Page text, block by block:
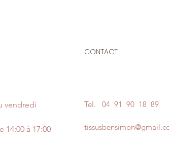
vendredi
14:00 à 17:00
CONTACT
Tel. 04 91 90 18 89